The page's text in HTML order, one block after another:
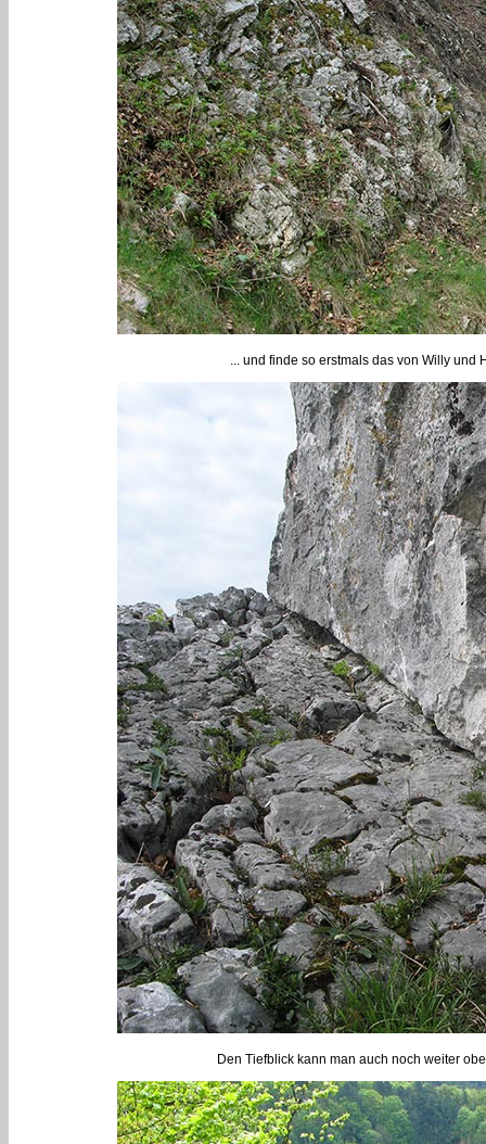
... und finde so erstmals das von Willy
Den Tiefblick kann man auch noch weiter